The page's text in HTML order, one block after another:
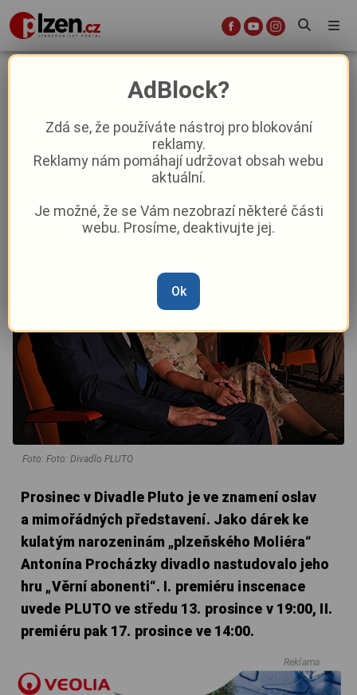
Divadlo PLUTO uvádí premiéru hry
Antonína Procházky
13. 12. 2023|09:17
Foto: Foto: Divadlo PLUTO
Prosinec v Divadle Pluto je ve znamení oslav
a mimořádných představení. Jako dárek ke
kulatým narozeninám „plzeňského Moliéra“
Antonína Procházky divadlo nastudovalo jeho
hru „Věrní abonenti“. I. premiéru inscenace
uvede PLUTO ve středu 13. prosince v 19:00, II.
premiéru pak 17. prosince ve 14:00.
Reklama
AdBlock?
Zdá se, že používáte nástroj pro blokování
reklamy.
Reklamy nám pomáhají udržovat obsah webu
aktuální.
Je možné, že se Vám nezobrazí některé části
webu. Prosíme, deaktivujte jej.
Ok